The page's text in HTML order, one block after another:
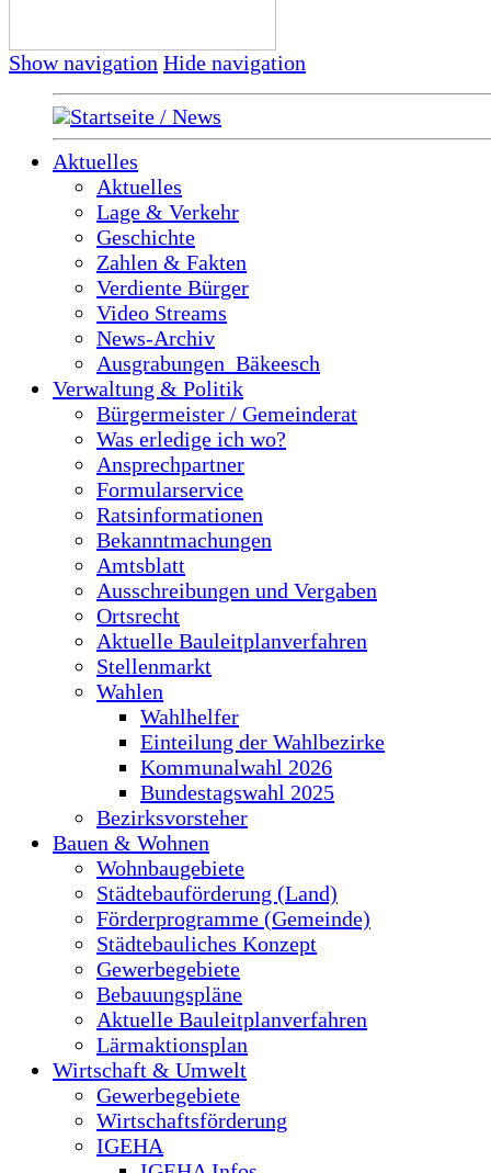
Show navigation Hide navigation
Startseite / News
Aktuelles
Aktuelles
Lage & Verkehr
Geschichte
Zahlen & Fakten
Verdiente Bürger
Video Streams
News-Archiv
Ausgrabungen_Bäkeesch
Verwaltung & Politik
Bürgermeister / Gemeinderat
Was erledige ich wo?
Ansprechpartner
Formularservice
Ratsinformationen
Bekanntmachungen
Amtsblatt
Ausschreibungen und Vergaben
Ortsrecht
Aktuelle Bauleitplanverfahren
Stellenmarkt
Wahlen
Wahlhelfer
Einteilung der Wahlbezirke
Kommunalwahl 2026
Bundestagswahl 2025
Bezirksvorsteher
Bauen & Wohnen
Wohnbaugebiete
Städtebauförderung (Land)
Förderprogramme (Gemeinde)
Städtebauliches Konzept
Gewerbegebiete
Bebauungspläne
Aktuelle Bauleitplanverfahren
Lärmaktionsplan
Wirtschaft & Umwelt
Gewerbegebiete
Wirtschaftsförderung
IGEHA